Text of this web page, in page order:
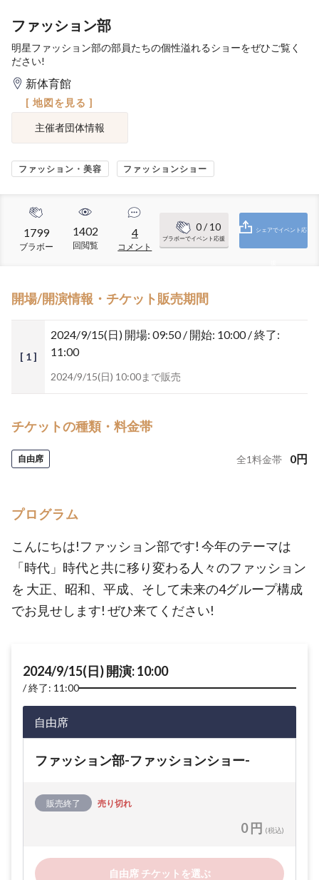
ファッション部
明星ファッション部の部員たちの個性溢れるショーをぜひご覧く
ださい!
新体育館
[ 地図を見る ]
主催者団体情報
ファッション・美容 ファッションショー
1799
ブラボー
1402
回閲覧
4
コメント
0/ 10
ブラボーでイベント応援
シェアでイベント応
開場/開演情報・チケット販売期間
[ 1 ]
2024/9/15(日) 開場: 09:50 / 開始: 10:00 / 終了:
11:00
2024/9/15(日) 10:00まで販売
チケットの種類・料金帯
自由席 全1料金帯 0円
プログラム
こんにちは!ファッション部です! 今年のテーマは
「時代」時代と共に移り変わる人々のファッション
を 大正、昭和、平成、そして未来の4グループ構成
でお見せします! ぜひ来てください!
2024/9/15(日) 開演: 10:00
終了: 11:00
自由席
ファッション部-ファッションショー-
販売終了 売り切れ
0 円 (税込)
自由席 チケットを選ぶ